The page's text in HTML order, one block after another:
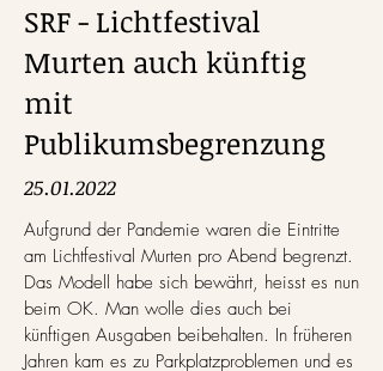
SRF - Lichtfestival
Murten auch künftig
mit
Publikumsbegrenzung
25.01.2022
Aufgrund der Pandemie waren die Eintritte
am Lichtfestival Murten pro Abend begrenzt.
Das Modell habe sich bewährt, heisst es nun
beim OK. Man wolle dies auch bei
künftigen Ausgaben beibehalten. In früheren
Jahren kam es zu Parkplatzproblemen und es